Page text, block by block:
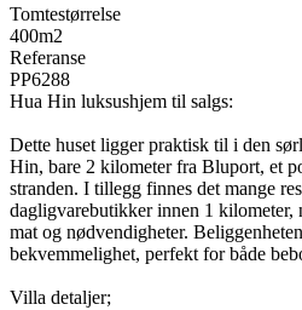
Tomtestørrelse
400m2
Referanse
PP6288
Hua Hin luksushjem til salgs:
Dette huset ligger praktisk til i den
Hin, bare 2 kilometer fra Bluport, et
stranden. I tillegg finnes det mange
dagligvarebutikker innen 1 kilometer,
mat og nødvendigheter.
bekvemmelighet, perfekt for både
Villa detaljer;